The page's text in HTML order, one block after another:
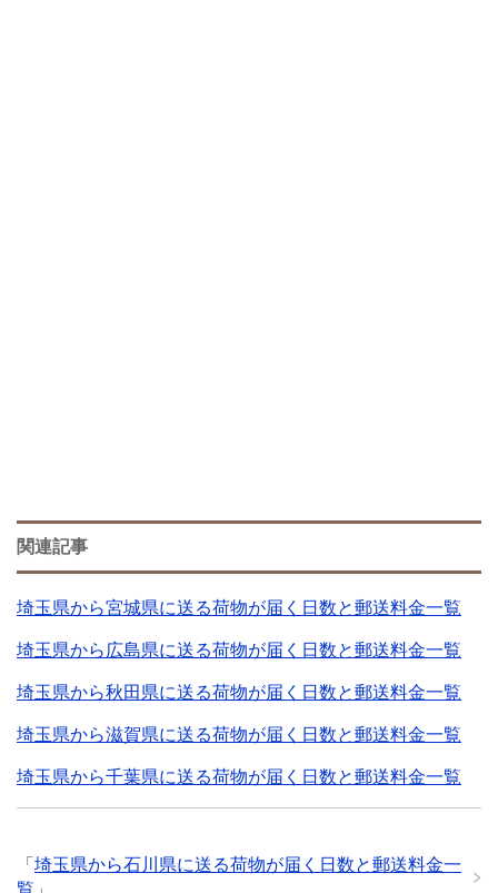
関連記事
埼玉県から宮城県に送る荷物が届く日数と郵送料金一覧
埼玉県から広島県に送る荷物が届く日数と郵送料金一覧
埼玉県から秋田県に送る荷物が届く日数と郵送料金一覧
埼玉県から滋賀県に送る荷物が届く日数と郵送料金一覧
埼玉県から千葉県に送る荷物が届く日数と郵送料金一覧
「 埼玉県から石川県に送る荷物が届く日数と郵送料金一